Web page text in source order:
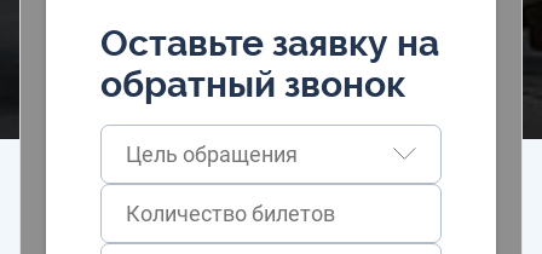
Оставьте заявку на
обратный звонок
Цель обращения